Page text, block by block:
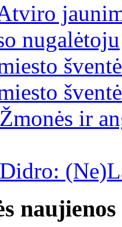
nugalėtoju
šventė
šventė
ir
naujienos